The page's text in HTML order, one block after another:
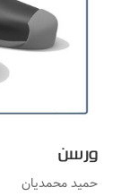
ورسن
حمید محمدیان